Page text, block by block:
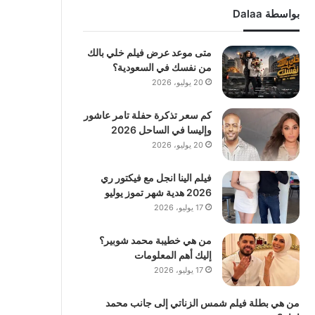
بواسطة Dalaa
متى موعد عرض فيلم خلي بالك
من نفسك في السعودية؟
20 يوليو، 2026
كم سعر تذكرة حفلة تامر عاشور
وإليسا في الساحل 2026
20 يوليو، 2026
فيلم الينا انجل مع فيكتور ري
2026 هدية شهر تموز يوليو
17 يوليو، 2026
من هي خطيبة محمد شوبير؟
إليك أهم المعلومات
17 يوليو، 2026
من هي بطلة فيلم شمس الزناتي إلى جانب محمد